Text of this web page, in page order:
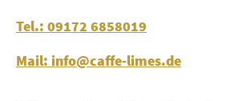
Tel.: 09172 6858019
Mail: info@caffe-limes.de